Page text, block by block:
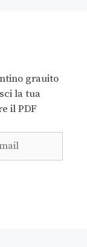
grauito
la tua
il PDF